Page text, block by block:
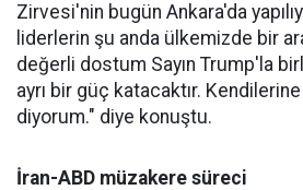
Zirvesi'nin bugün Ankara'da
liderlerin şu anda ülkemizde bir
değerli dostum Sayın Trump'la
ayrı bir güç katacaktır.
diyorum." diye konuştu.
İran-ABD müzakere süreci